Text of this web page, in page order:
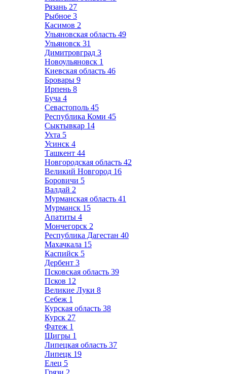
Рязань 27
Рыбное 3
Касимов 2
Ульяновская область 49
Ульяновск 31
Димитровград 3
Новоульяновск 1
Киевская область 46
Бровары 9
Ирпень 8
Буча 4
Севастополь 45
Республика Коми 45
Сыктывкар 14
Ухта 5
Усинск 4
Ташкент 44
Новгородская область 42
Великий Новгород 16
Боровичи 5
Валдай 2
Мурманская область 41
Мурманск 15
Апатиты 4
Мончегорск 2
Республика Дагестан 40
Махачкала 15
Каспийск 5
Дербент 3
Псковская область 39
Псков 12
Великие Луки 8
Себеж 1
Курская область 38
Курск 27
Фатеж 1
Щигры 1
Липецкая область 37
Липецк 19
Елец 5
Грязи 2